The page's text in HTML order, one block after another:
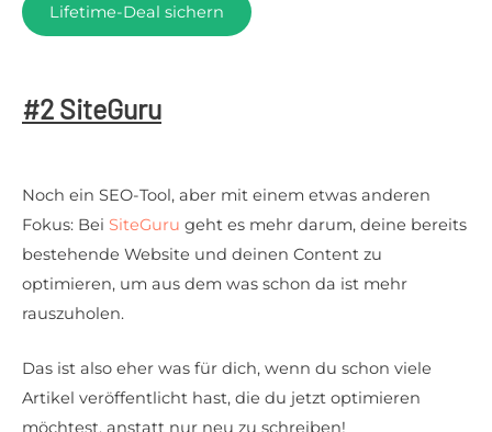
Lifetime-Deal sichern
#2 SiteGuru
Noch ein SEO-Tool, aber mit einem etwas anderen
Fokus: Bei SiteGuru geht es mehr darum, deine bereits
bestehende Website und deinen Content zu
optimieren, um aus dem was schon da ist mehr
rauszuholen.
Das ist also eher was für dich, wenn du schon viele
Artikel veröffentlicht hast, die du jetzt optimieren
möchtest, anstatt nur neu zu schreiben!